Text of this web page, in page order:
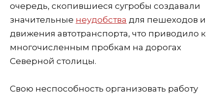
очередь, скопившиеся сугробы создавали
значительные неудобства для пешеходов и
движения автотранспорта, что приводило к
многочисленным пробкам на дорогах
Северной столицы.
Свою неспособность организовать работу